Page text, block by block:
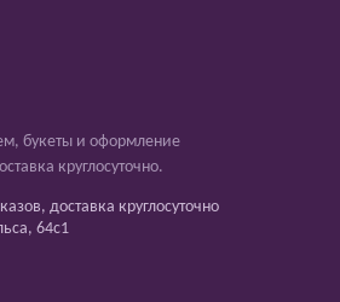
букеты и оформление
круглосуточно.
доставка круглосуточно
64с1